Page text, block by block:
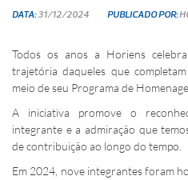
DATA:31/12/2024 PUBLICADO POR:
Todos os anos a Horiens
trajetória daqueles que
meio de seu Programa de
A iniciativa promove o
integrante e a admiração que
de contribuição ao longo do tempo.
Em 2024, nove integrantes foram